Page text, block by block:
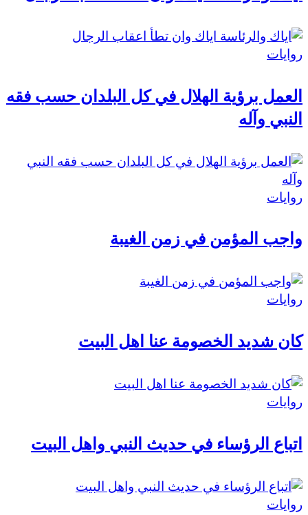
روايات
العمل برؤية الهلال في كل البلدان حسب فقه
النبي وآله
روايات
واجب المؤمن في زمن الغيبة
روايات
كان شديد الخصومة عنا اهل البيت
روايات
اتباع الرؤساء في حديث النبي واهل البيت
روايات